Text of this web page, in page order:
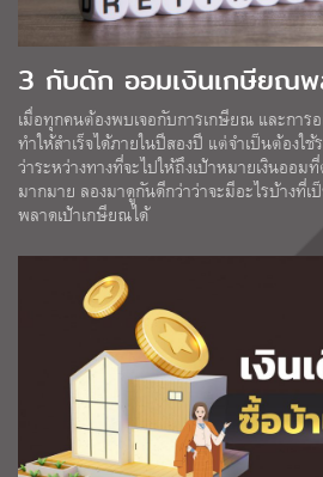
3 กับดัก ออมเงินเกษียณพ
เมื่อทุกคนต้องพบเจอกับการเกษียณ และการ
ทำให้สำเร็จได้ภายในปีสองปี แต่จำเป็นต้องใ
ว่าระหว่างทางที่จะไปให้ถึงเป้าหมายเงินออม
มากมาย ลองมาดูกันดีกว่าว่าจะมีอะไรบ้างที่
พลาดเป้าเกษียณได้